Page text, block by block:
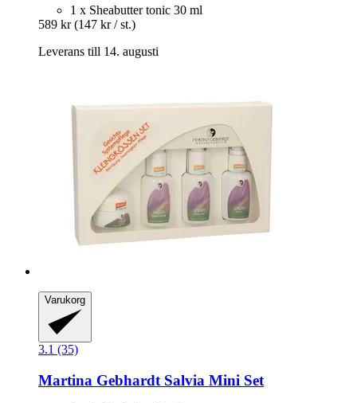
1 x Sheabutter tonic 30 ml
589 kr (147 kr / st.)
Leverans till 14. augusti
Varukorg
3.1 (35)
Martina Gebhardt Salvia Mini Set